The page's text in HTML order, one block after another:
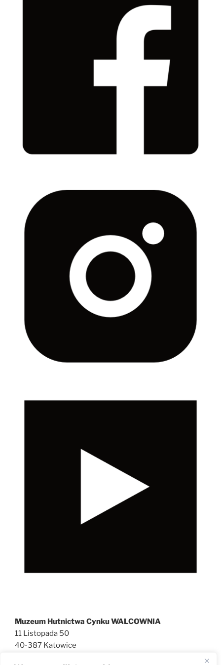
Muzeum Hutnictwa Cynku WALCOWNIA
11 Listopada 50
40-387 Katowice